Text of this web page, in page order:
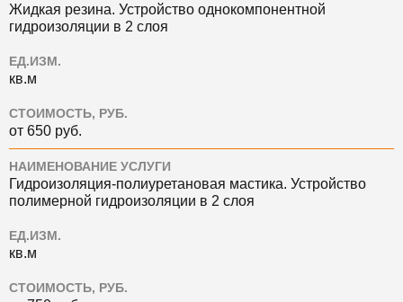
Жидкая резина. Устройство однокомпонентной
гидроизоляции в 2 слоя
ЕД.ИЗМ.
кв.м
СТОИМОСТЬ, РУБ.
от 650 руб.
НАИМЕНОВАНИЕ УСЛУГИ
Гидроизоляция-полиуретановая мастика. Устройство
полимерной гидроизоляции в 2 слоя
ЕД.ИЗМ.
кв.м
СТОИМОСТЬ, РУБ.